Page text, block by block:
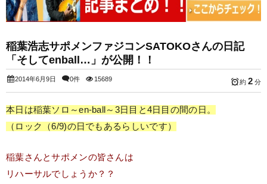
稲葉浩志サポメンファジコンSATOKOさんの日記
「そしてenball…」が公開！！
2014年6月9日 0件 15689 約 2 分
本日は稲葉ソロ～en-ball～3日目と4日目の間の日。
（ロック（6/9)の日でもあるらしいです）
稲葉さんとサポメンの皆さんは
リハーサルでしょうか？？